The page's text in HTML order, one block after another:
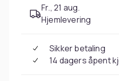
Fr., 21 aug.
Hjemlevering
Sikker betaling
14 dagers åpent